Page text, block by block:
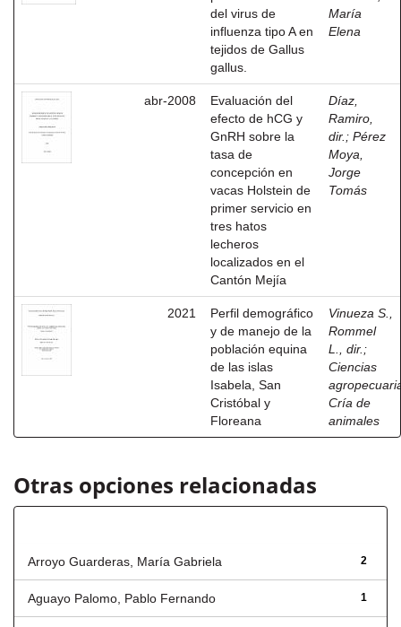
del virus de
influenza tipo A en
tejidos de Gallus
gallus.
María
Elena
abr-2008
Evaluación del
efecto de hCG y
GnRH sobre la
tasa de
concepción en
vacas Holstein de
primer servicio en
tres hatos
lecheros
localizados en el
Cantón Mejía
Díaz,
Ramiro,
dir. ; Pérez
Moya,
Jorge
Tomás
2021
Perfil demográfico
y de manejo de la
población equina
de las islas
Isabela, San
Cristóbal y
Floreana
Vinueza S.,
Rommel
L., dir. ;
Ciencias
Cría de
animales
Otras opciones relacionadas
2
Arroyo Guarderas, María Gabriela
1
Aguayo Palomo, Pablo Fernando